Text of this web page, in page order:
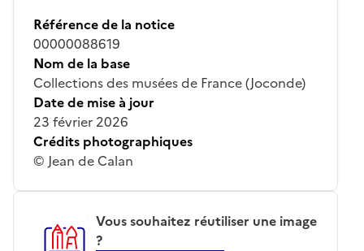
Référence de la notice
00000088619
Nom de la base
Collections des musées de France (Joconde)
Date de mise à jour
23 février 2026
Crédits photographiques
© Jean de Calan
Vous souhaitez réutiliser une image
?